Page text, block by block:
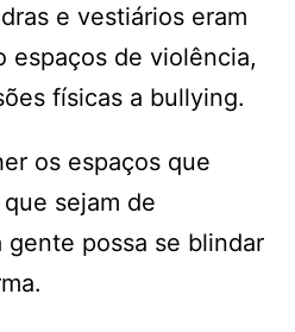
e vestiários eram
espaços de violência,
físicas a bullying.
os espaços que
sejam de
possa se blindar